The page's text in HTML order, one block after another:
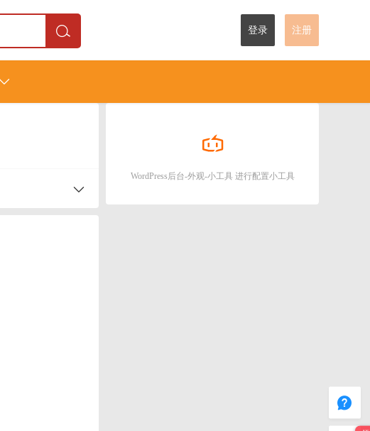
登录 注册
WordPress后台-外观-小工具 进行配置小工具